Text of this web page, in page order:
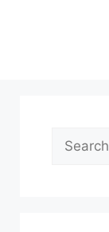
Search
for: